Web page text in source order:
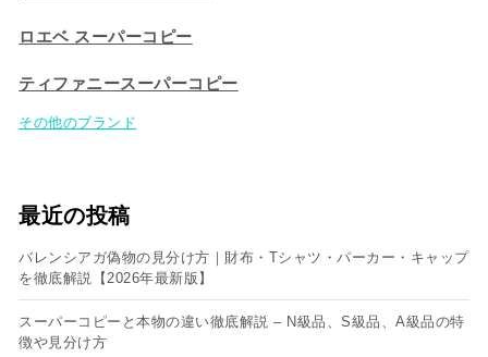
ロエベ スーパーコピー
ティファニースーパーコピー
その他のブランド
最近の投稿
バレンシアガ偽物の見分け方｜財布・Tシャツ・パーカー・キャップ
を徹底解説【2026年最新版】
スーパーコピーと本物の違い徹底解説 – N級品、S級品、A級品の特
徴や見分け方